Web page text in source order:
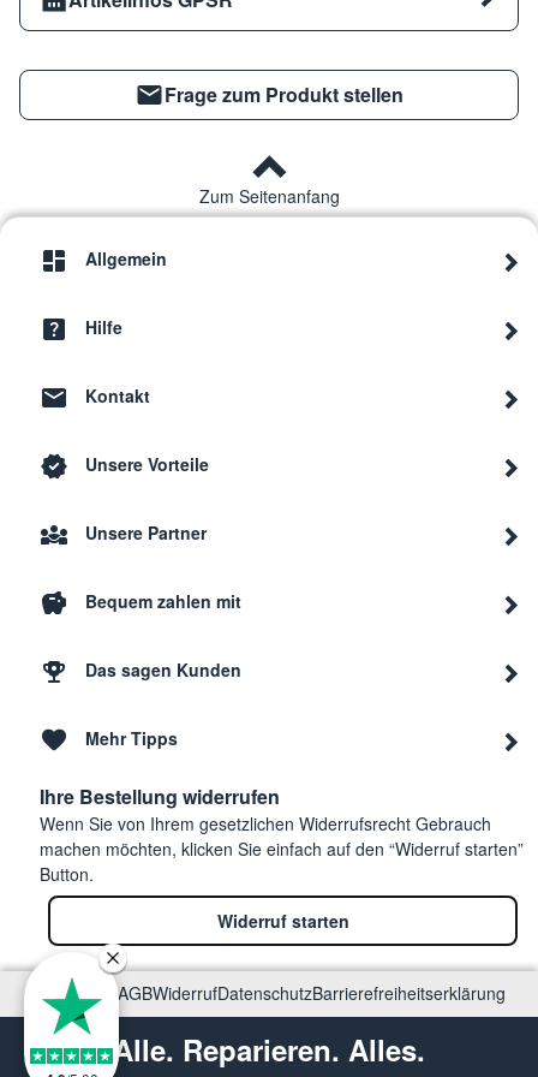
Frage zum Produkt stellen
Zum Seitenanfang
Allgemein
Hilfe
Kontakt
Unsere Vorteile
Unsere Partner
Bequem zahlen mit
Das sagen Kunden
Mehr Tipps
Ihre Bestellung widerrufen
Wenn Sie von Ihrem gesetzlichen Widerrufsrecht Gebrauch
machen möchten, klicken Sie einfach auf den “Widerruf starten”
Button.
Widerruf starten
ImpressumAGBWiderrufDatenschutzBarrierefreiheitserklärung
Alle. Reparieren. Alles.